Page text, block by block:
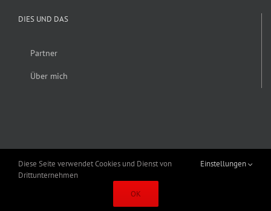
DIES UND DAS
Partner
Über mich
Copyright 2019 Alexander Fröhlich | Alle Rechte vorbehalten | Erstellt von
Diese Seite verwendet Cookies und Dienst von
Drittunternehmen
Einstellungen
OK